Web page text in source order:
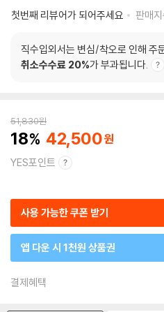
첫번째 리뷰어가 되어주세요
판매
직수입외서는 변심/착오로 인해 주
취소수수료 20%가 부과됩니다.
51,830원
18 42,500
YES포인트
사용 가능한 쿠폰 받기
앱 다운 시 1천원 상품권
결제혜택